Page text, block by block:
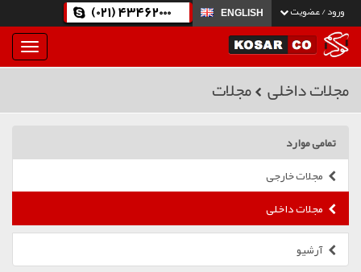
ورود / عضویت ENGLISH
(021) 43462000
بار
و
مجلات داخلی مجلات
تمامی موارد
مجلات خارجی
مجلات داخلی
آرشیو